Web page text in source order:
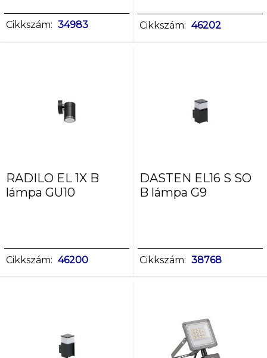
Cikkszám: 34983 Cikkszám: 46202
RADILO EL 1X B
lámpa GU10
Cikkszám: 46200
DASTEN EL16 S SO
B lámpa G9
Cikkszám: 38768